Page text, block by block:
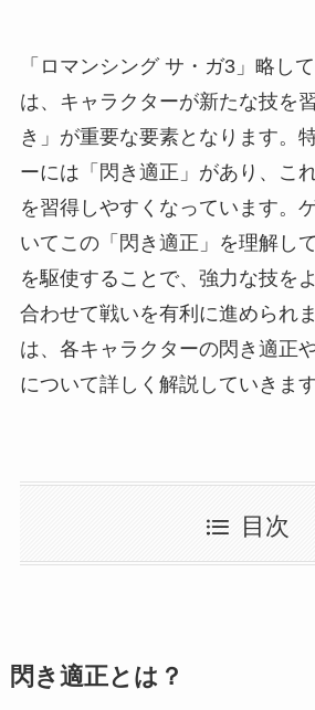
「ロマンシング サ・ガ3」略し
は、キャラクターが新たな技を
き」が重要な要素となります。
ーには「閃き適正」があり、こ
を習得しやすくなっています。
いてこの「閃き適正」を理解し
を駆使することで、強力な技を
合わせて戦いを有利に進められ
は、各キャラクターの閃き適正
について詳しく解説していきます
目次
閃き適正とは？